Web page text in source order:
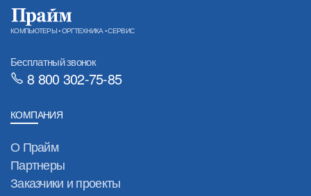
КОМПЬЮТЕРЫ • ОРГТЕХНИКА • СЕРВИС
Бесплатный звонок
8 800 302-75-85
КОМПАНИЯ
О Прайм
Партнеры
Заказчики и проекты